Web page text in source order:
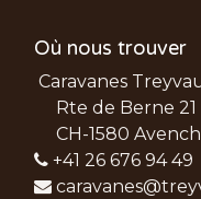
Où nous trouver
Caravanes
Rte de Berne 21
CH-1580
+41 26 676 94 49